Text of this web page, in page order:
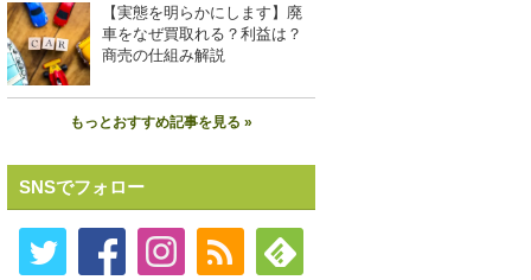
【実態を明らかにします】廃
車をなぜ買取れる？利益は？
商売の仕組み解説
もっとおすすめ記事を見る »
SNSでフォロー